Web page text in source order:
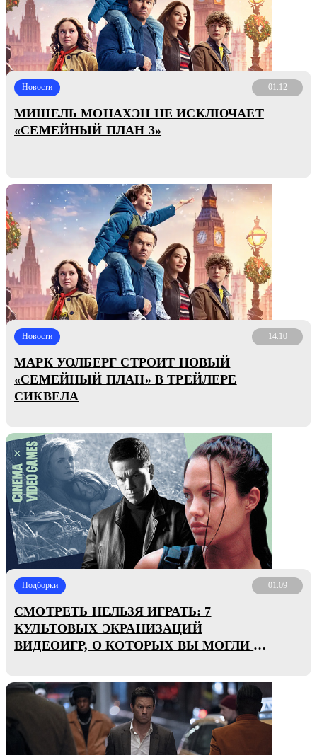
Новости 01.12
МИШЕЛЬ МОНАХЭН НЕ ИСКЛЮЧАЕТ
«СЕМЕЙНЫЙ ПЛАН 3»
Новости 14.10
МАРК УОЛБЕРГ СТРОИТ НОВЫЙ
«СЕМЕЙНЫЙ ПЛАН» В ТРЕЙЛЕРЕ
СИКВЕЛА
Подборки 01.09
СМОТРЕТЬ НЕЛЬЗЯ ИГРАТЬ: 7
КУЛЬТОВЫХ ЭКРАНИЗАЦИЙ
ВИДЕОИГР, О КОТОРЫХ ВЫ МОГЛИ НЕ